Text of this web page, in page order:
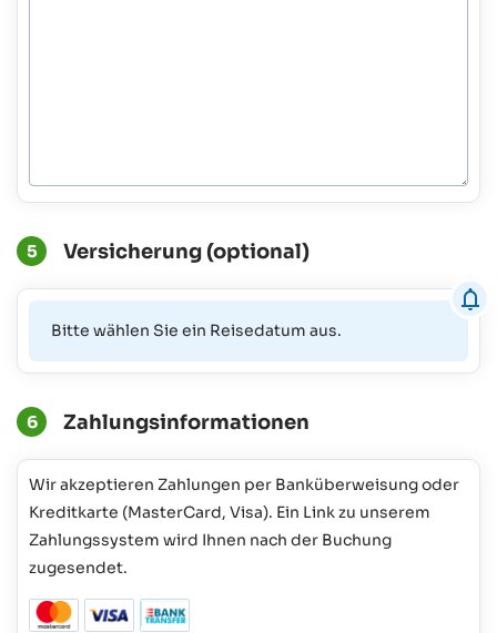
5 Versicherung (optional)
Bitte wählen Sie ein Reisedatum aus.
6 Zahlungsinformationen
Wir akzeptieren Zahlungen per Banküberweisung oder
Kreditkarte (MasterCard, Visa). Ein Link zu unserem
Zahlungssystem wird Ihnen nach der Buchung
zugesendet.